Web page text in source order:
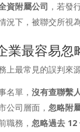
資附屬公司 ，若發
況下，被聯交所視
業最容易忽
上最常見的誤判來
名單，沒有查聯繫
公司層面，忽略附
職務，忽略過去 12